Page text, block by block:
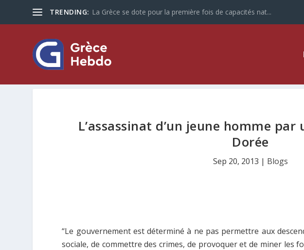
TRENDING: La Grèce se dote pour la première fois de capacités nat...
L’assassinat d’un jeune homme par
Dorée
Sep 20, 2013 | Blogs
“Le gouvernement est déterminé à ne pas permettre aux
sociale, de commettre des crimes, de provoquer et de miner les